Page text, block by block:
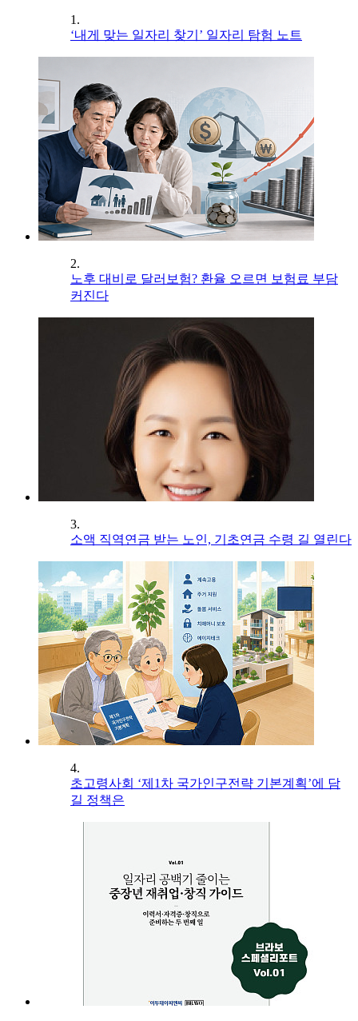
1.
‘내게 맞는 일자리 찾기’ 일자리 탐험 노트
2.
노후 대비로 달러보험? 환율 오르면 보험료 부담
커진다
3.
소액 직역연금 받는 노인, 기초연금 수령 길 열린다
4.
초고령사회 ‘제1차 국가인구전략 기본계획’에 담
길 정책은